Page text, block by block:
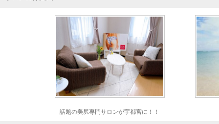
話題の美尻専門サロンが宇都宮に！！